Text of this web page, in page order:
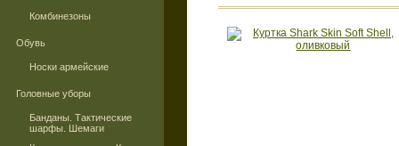
Комбинезоны
Обувь
Носки армейские
Головные уборы
Банданы. Тактические
шарфы. Шемаги